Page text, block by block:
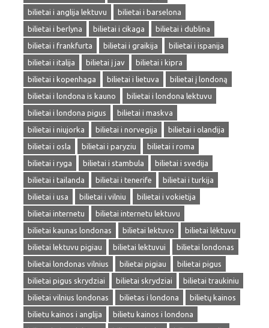
bilietai i anglija lektuvu
bilietai i barselona
bilietai i berlyna
bilietai i cikaga
bilietai i dublina
bilietai i frankfurta
bilietai i graikija
bilietai i ispanija
bilietai i italija
bilietai į jav
bilietai i kipra
bilietai i kopenhaga
bilietai i lietuva
bilietai į londoną
bilietai i londona is kauno
bilietai i londona lektuvu
bilietai i londona pigus
bilietai i maskva
bilietai i niujorka
bilietai i norvegija
bilietai i olandija
bilietai i osla
bilietai i paryziu
bilietai i roma
bilietai i ryga
bilietai i stambula
bilietai i svedija
bilietai i tailanda
bilietai i tenerife
bilietai i turkija
bilietai i usa
bilietai i vilniu
bilietai i vokietija
bilietai internetu
bilietai internetu lektuvu
bilietai kaunas londonas
bilietai lektuvo
bilietai lėktuvu
bilietai lektuvu pigiau
bilietai lektuvui
bilietai londonas
bilietai londonas vilnius
bilietai pigiau
bilietai pigus
bilietai pigus skrydziai
bilietai skrydziai
bilietai traukiniu
bilietai vilnius londonas
bilietas i londona
bilietų kainos
bilietu kainos i anglija
bilietu kainos i londona